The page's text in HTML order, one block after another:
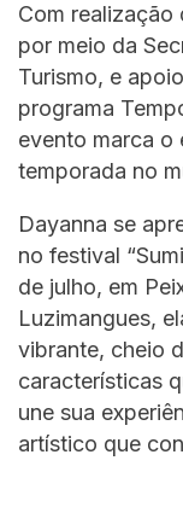
Com realização
por meio da
Turismo, e
programa
evento marca o
temporada no
Dayanna se
no festival
de julho, em
Luzimangues,
vibrante, cheio
características
une sua
artístico que